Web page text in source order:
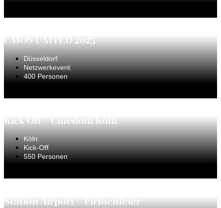
CMOS UNITED 2025
Düsseldorf
Netzwerkevent
400 Personen
Kick Off – Cinedom Köln
Köln
Kick-Off
550 Personen
Station Airport – Firmenfeier